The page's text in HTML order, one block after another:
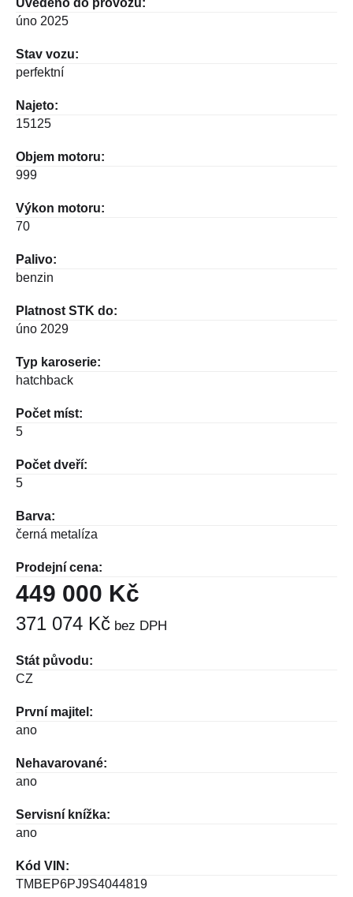
úno 2025
Stav vozu:
perfektní
Najeto:
15125
Objem motoru:
999
Výkon motoru:
70
Palivo:
benzin
Platnost STK do:
úno 2029
Typ karoserie:
hatchback
Počet míst:
5
Počet dveří:
5
Barva:
černá metalíza
Prodejní cena:
449 000 Kč
371 074 Kč bez DPH
Stát původu:
CZ
První majitel:
ano
Nehavarované:
ano
Servisní knížka:
ano
Kód VIN:
TMBEP6PJ9S4044819